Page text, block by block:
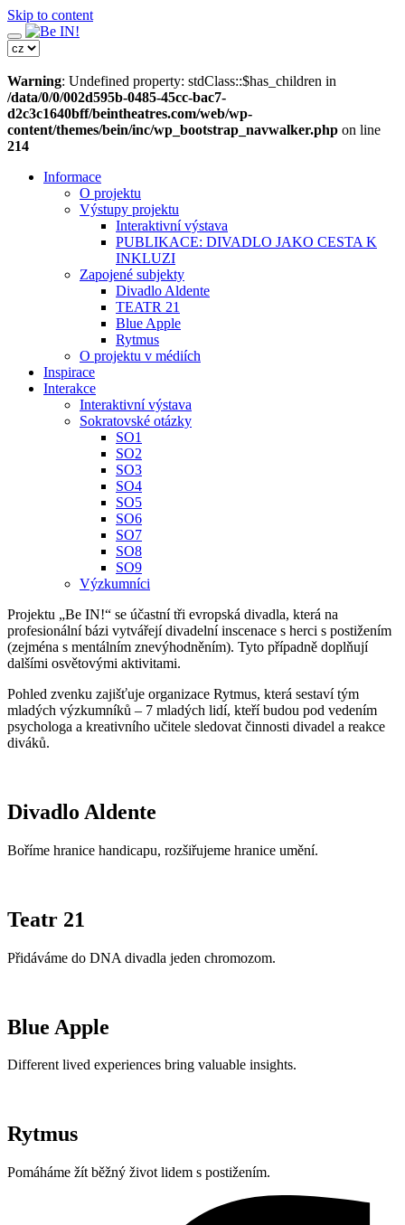
Skip to content
Warning: Undefined property: stdClass::$has_children in
/data/0/0/002d595b-0485-45cc-bac7-
d2c3c1640bff/beintheatres.com/web/wp-
content/themes/bein/inc/wp_bootstrap_navwalker.php on line
214
Informace
O projektu
Výstupy projektu
Interaktivní výstava
PUBLIKACE: DIVADLO JAKO CESTA K
INKLUZI
Zapojené subjekty
Divadlo Aldente
TEATR 21
Blue Apple
Rytmus
O projektu v médiích
Inspirace
Interakce
Interaktivní výstava
Sokratovské otázky
SO1
SO2
SO3
SO4
SO5
SO6
SO7
SO8
SO9
Výzkumníci
Projektu „Be IN!“ se účastní tři evropská divadla, která na
profesionální bázi vytvářejí divadelní inscenace s herci s postižením
(zejména s mentálním znevýhodněním). Tyto případně doplňují
dalšími osvětovými aktivitami.
Pohled zvenku zajišťuje organizace Rytmus, která sestaví tým
mladých výzkumníků – 7 mladých lidí, kteří budou pod vedením
psychologa a kreativního učitele sledovat činnosti divadel a reakce
diváků.
Divadlo Aldente
Boříme hranice handicapu, rozšiřujeme hranice umění.
Teatr 21
Přidáváme do DNA divadla jeden chromozom.
Blue Apple
Different lived experiences bring valuable insights.
Rytmus
Pomáháme žít běžný život lidem s postižením.